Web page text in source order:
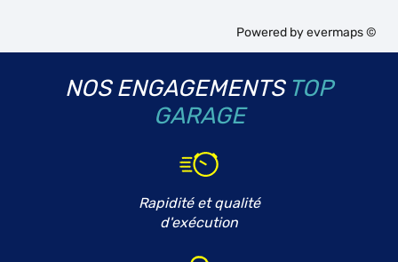
Powered byevermaps ©
NOS ENGAGEMENTS TOP
GARAGE
Rapidité et qualité
d'exécution